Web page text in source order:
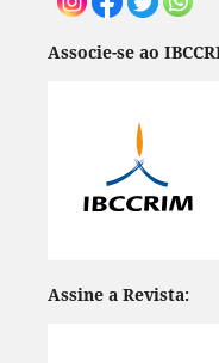
Associe-se ao
Assine a Revista: